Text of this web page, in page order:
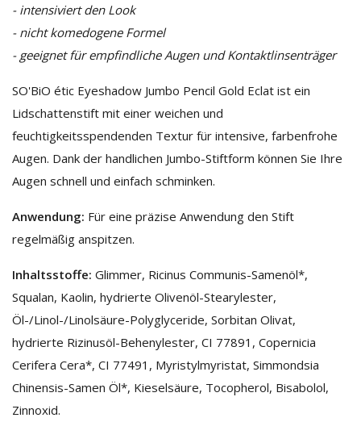
- intensiviert den Look
- nicht komedogene Formel
- geeignet für empfindliche Augen und Kontaktlinsenträger
SO'BiO étic Eyeshadow Jumbo Pencil Gold Eclat ist ein
Lidschattenstift mit einer weichen und
feuchtigkeitsspendenden Textur für intensive, farbenfrohe
Augen. Dank der handlichen Jumbo-Stiftform können Sie Ihre
Augen schnell und einfach schminken.
Anwendung: Für eine präzise Anwendung den Stift
regelmäßig anspitzen.
Inhaltsstoffe: Glimmer, Ricinus Communis-Samenöl*,
Squalan, Kaolin, hydrierte Olivenöl-Stearylester,
Öl-/Linol-/Linolsäure-Polyglyceride, Sorbitan Olivat,
hydrierte Rizinusöl-Behenylester, CI 77891, Copernicia
Cerifera Cera*, CI 77491, Myristylmyristat, Simmondsia
Chinensis-Samen Öl*, Kieselsäure, Tocopherol, Bisabolol,
Zinnoxid.